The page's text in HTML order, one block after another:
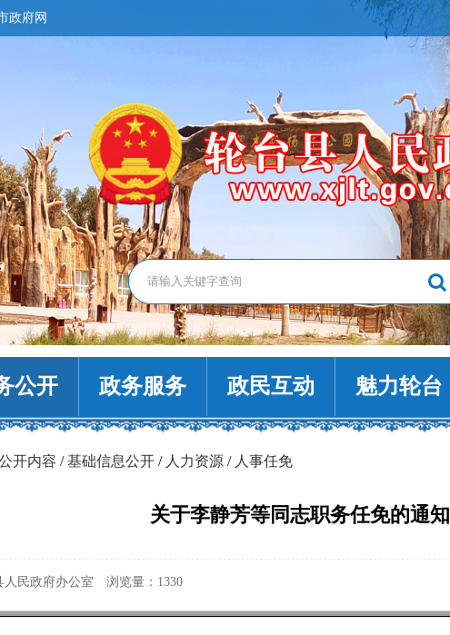
政府网
公开 政务服务 政民互动 魅力轮台
开内容 /基础信息公开 / 人力资源 / 人事任免
关于李静芳等同志职务任免的通知
人民政府办公室 浏览量： 1330